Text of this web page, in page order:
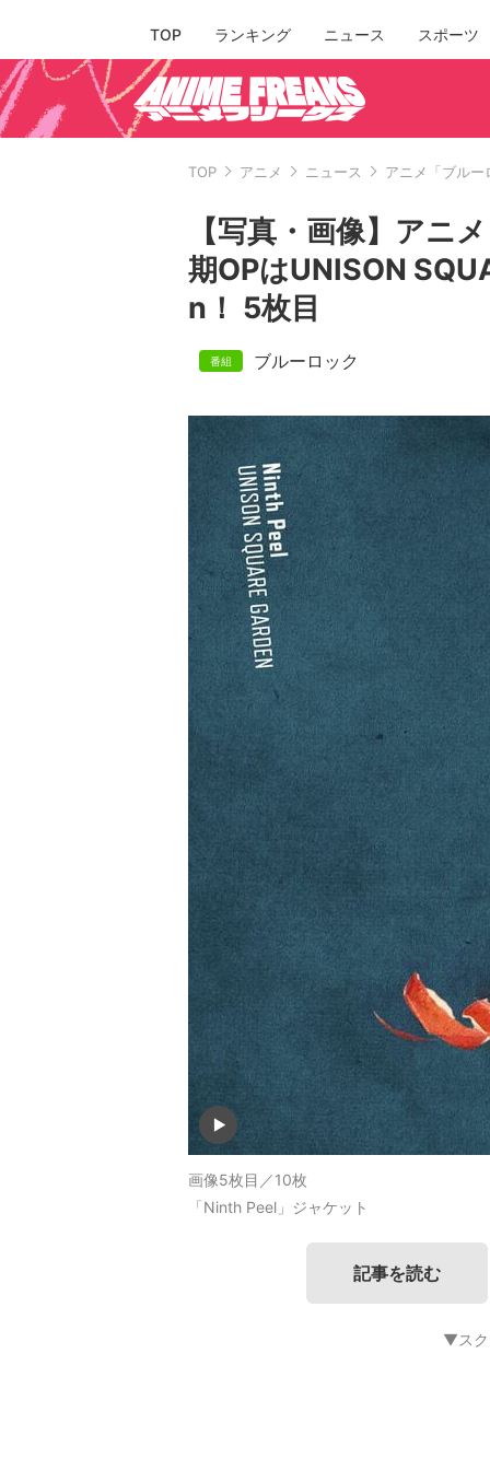
TOP ランキング ニュース スポーツ
TOP アニメ ニュース アニメ「ブル
【写真・画像】アニ
期OPはUNISON
n！ 5枚目
ブルーロック
画像5枚目／10枚
「Ninth Peel」ジャケット
記事を読む
▼スク